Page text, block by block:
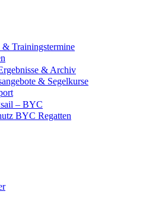
& Trainingstermine
& Archiv
& Segelkurse
– BYC
BYC Regatten